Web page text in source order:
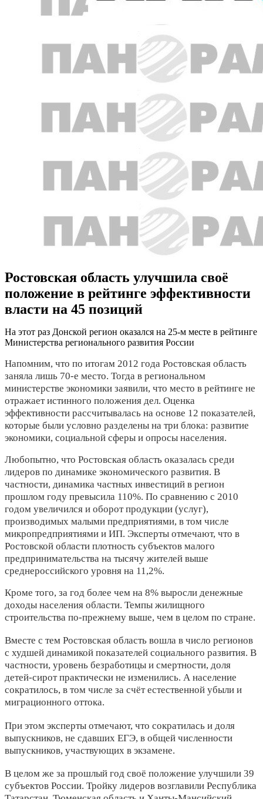
Ростовская область улучшила своё
положение в рейтинге эффективности
власти на 45 позиций
На этот раз Донской регион оказался на 25-м месте в рейтинге
Министерства регионального развития России
Напомним, что по итогам 2012 года Ростовская область
заняла лишь 70-е место. Тогда в региональном
министерстве экономики заявили, что место в рейтинге не
отражает истинного положения дел. Оценка
эффективности рассчитывалась на основе 12 показателей,
которые были условно разделены на три блока: развитие
экономики, социальной сферы и опросы населения.
Любопытно, что Ростовская область оказалась среди
лидеров по динамике экономического развития. В
частности, динамика частных инвестиций в регион
прошлом году превысила 110%. По сравнению с 2010
годом увеличился и оборот продукции (услуг),
производимых малыми предприятиями, в том числе
микропредприятиями и ИП. Эксперты отмечают, что в
Ростовской области плотность субъектов малого
предпринимательства на тысячу жителей выше
среднероссийского уровня на 11,2%.
Кроме того, за год более чем на 8% выросли денежные
доходы населения области. Темпы жилищного
строительства по-прежнему выше, чем в целом по стране.
Вместе с тем Ростовская область вошла в число регионов
с худшей динамикой показателей социального развития. В
частности, уровень безработицы и смертности, доля
детей-сирот практически не изменились. А население
сократилось, в том числе за счёт естественной убыли и
миграционного оттока.
При этом эксперты отмечают, что сократилась и доля
выпускников, не сдавших ЕГЭ, в общей численности
выпускников, участвующих в экзамене.
В целом же за прошлый год своё положение улучшили 39
субъектов России. Тройку лидеров возглавили Республика